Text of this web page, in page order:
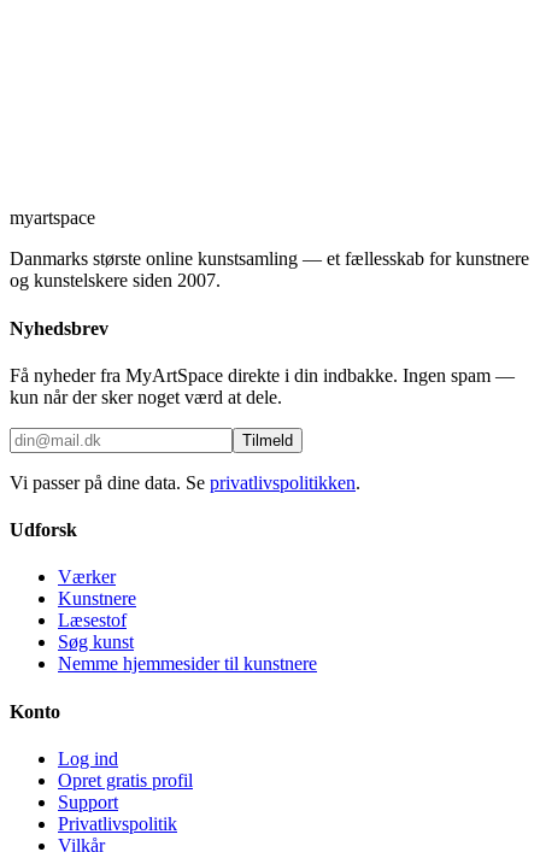
myartspace
Danmarks største online kunstsamling — et fællesskab for kunstnere
og kunstelskere siden 2007.
Nyhedsbrev
Få nyheder fra MyArtSpace direkte i din indbakke. Ingen spam —
kun når der sker noget værd at dele.
Tilmeld
Vi passer på dine data. Se privatlivspolitikken.
Udforsk
Værker
Kunstnere
Læsestof
Søg kunst
Nemme hjemmesider til kunstnere
Konto
Log ind
Opret gratis profil
Support
Privatlivspolitik
Vilkår